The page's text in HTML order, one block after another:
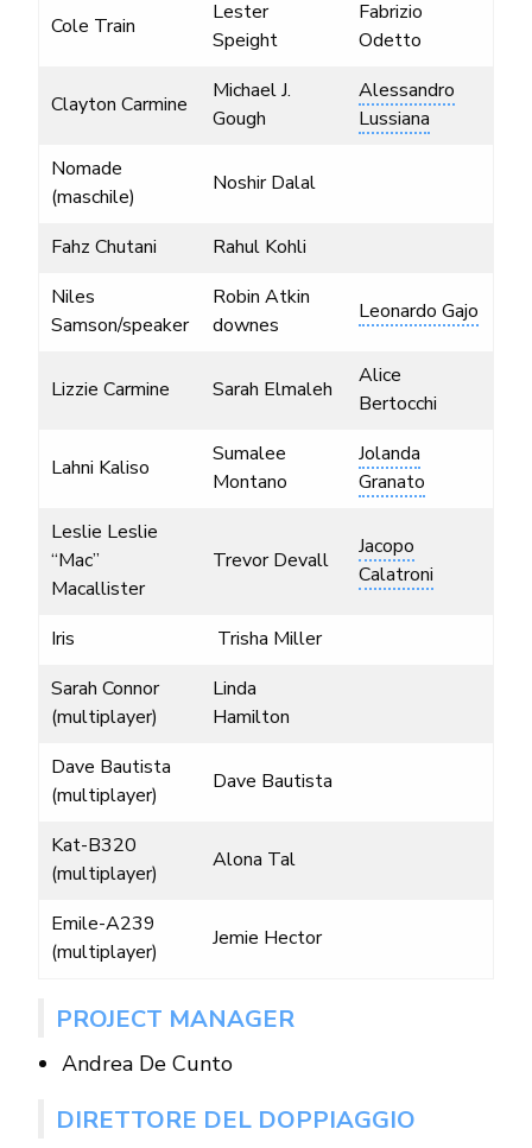
Cole Train
Lester
Speight
Fabrizio
Odetto
Clayton Carmine
Michael J.
Gough
Alessandro
Lussiana
Nomade
(maschile)
Noshir Dalal
Fahz Chutani
Rahul Kohli
Niles
Samson/speaker
Robin Atkin
downes
Leonardo Gajo
Lizzie Carmine Sarah Elmaleh
Alice
Bertocchi
Lahni Kaliso
Sumalee
Montano
Jolanda
Granato
Leslie Leslie
“Mac”
Macallister
Trevor Devall
Jacopo
Calatroni
Iris
Trisha Miller
Sarah Connor
(multiplayer)
Linda
Hamilton
Dave Bautista
(multiplayer)
Dave Bautista
Kat-B320
(multiplayer)
Alona Tal
Emile-A239
(multiplayer)
Jemie Hector
PROJECT MANAGER
Andrea De Cunto
DIRETTORE DEL DOPPIAGGIO